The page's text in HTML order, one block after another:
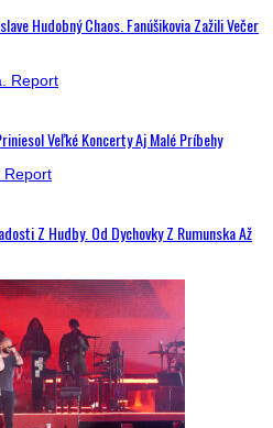
Hudobný Chaos. Fanúšikovia Zažili Večer
Veľké Koncerty Aj Malé Príbehy
Z Hudby. Od Dychovky Z Rumunska Až